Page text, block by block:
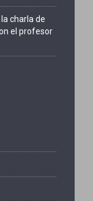
charla de
el profesor